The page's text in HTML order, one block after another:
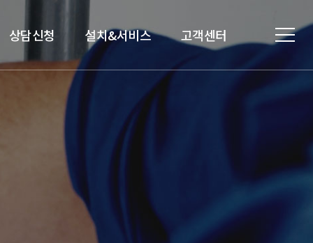
상담신청 설치&서비스 고객센터